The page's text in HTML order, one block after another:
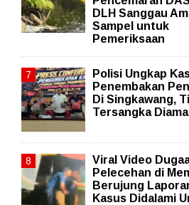
DLH Sanggau
Sampel untuk
Pemeriksaan
Polisi Ungkap
Penembakan
Di Singkawang,
Tersangka
Viral Video
Pelecehan di
Berujung
Kasus Didalami